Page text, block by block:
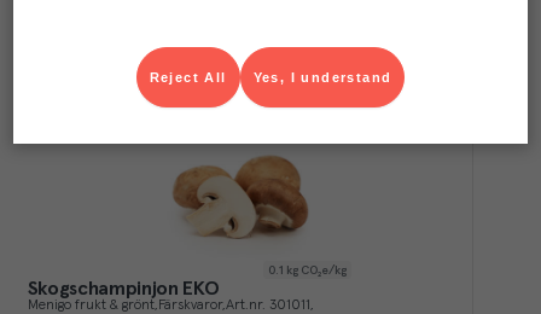
0.1 kg CO₂e/kg
Skogschampinjon EKO
Menigo frukt & grönt Färskvaror Art.nr. 301011
Yes, I understand
Reject All